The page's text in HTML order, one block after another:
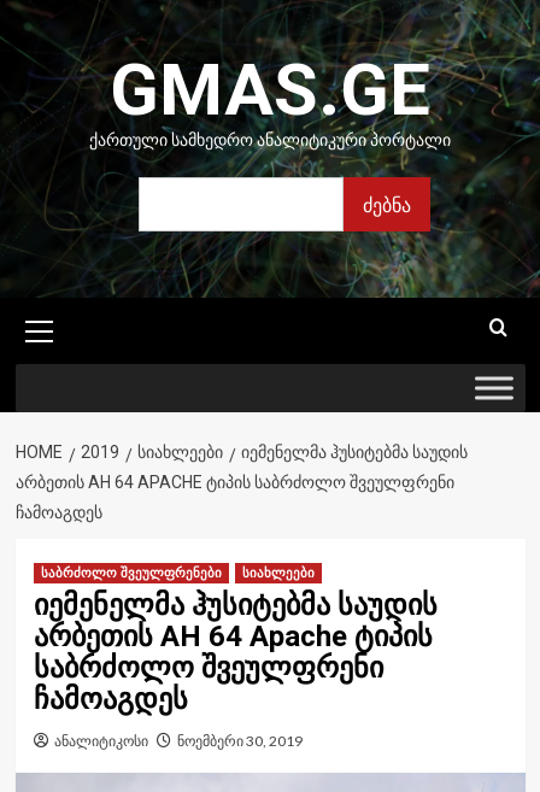
Skip
to
content
GMAS.GE
ᲥᲐᲠᲗᲣᲚᲘ ᲡᲐᲛᲮᲔᲓᲠᲝ ᲐᲜᲐᲚᲘᲢᲘᲙᲣᲠᲘ ᲞᲝᲠᲢᲐᲚᲘ
ძებნა
Menu
HOME 2019 ᲡᲘᲐᲮᲚᲔᲔᲑᲘ
ᲘᲔᲛᲔᲜᲔᲚᲛᲐ ᲰᲣᲡᲘᲢᲔᲑᲛᲐ ᲡᲐᲣᲓᲘᲡ
ᲐᲠᲑᲔᲗᲘᲡ AH 64 APACHE ᲢᲘᲞᲘᲡ ᲡᲐᲑᲠᲫᲝᲚᲝ ᲨᲕᲔᲣᲚᲤᲠᲔᲜᲘ
ᲩᲐᲛᲝᲐᲒᲓᲔᲡ
საბრძოლო შვეულფრენები სიახლეები
იემენელმა ჰუსიტებმა საუდის
არბეთის AH 64 Apache ტიპის
საბრძოლო შვეულფრენი
ჩამოაგდეს
ანალიტიკოსი ნოემბერი 30, 2019